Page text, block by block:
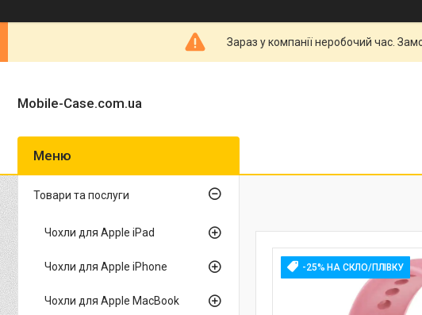
Зараз у компанії неробочий час.
Mobile-Case.com.ua
-25% НА СКЛО/ПЛІВКУ
Товари та послуги
Чохли для Apple iPad
Чохли для Apple iPhone
Чохли для Apple MacBook